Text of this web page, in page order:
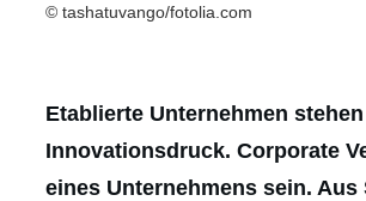
© tashatuvango/fotolia.com
Etablierte Unternehmen
Innovationsdruck. Corporate
eines Unternehmens sein.